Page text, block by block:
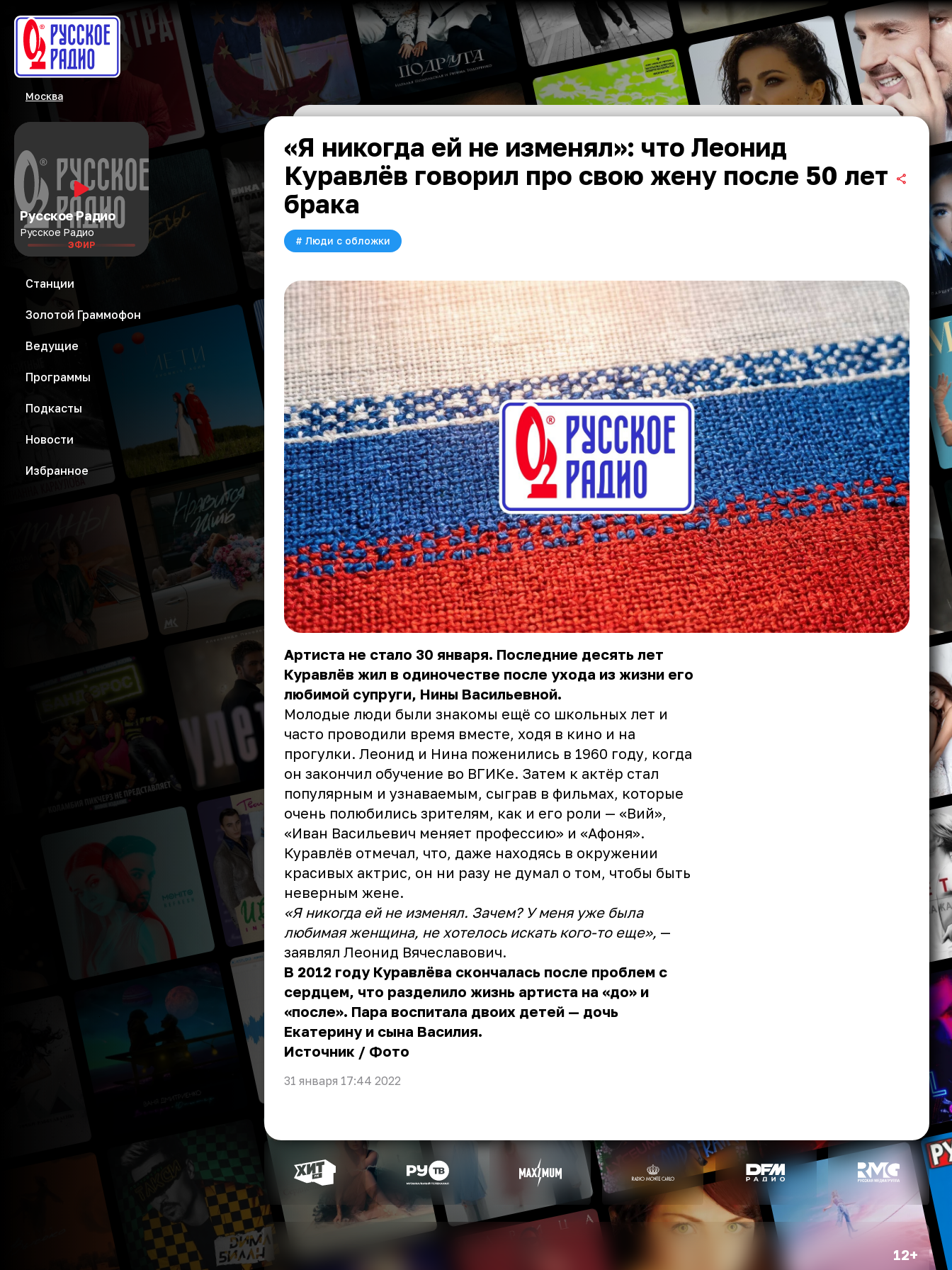
Москва
Русское Радио
Русское Радио
ЭФИР
Станции
Золотой Граммофон
Ведущие
Программы
Подкасты
Новости
Избранное
«Я никогда ей не изменял»: что Леонид
Куравлёв говорил про свою жену после 50 лет
брака
# Люди с обложки
Артиста не стало 30 января. Последние десять лет
Куравлёв жил в одиночестве после ухода из жизни его
любимой супруги, Нины Васильевной.
Молодые люди были знакомы ещё со школьных лет и
часто проводили время вместе, ходя в кино и на
прогулки. Леонид и Нина поженились в 1960 году, когда
он закончил обучение во ВГИКе. Затем к актёр стал
популярным и узнаваемым, сыграв в фильмах, которые
очень полюбились зрителям, как и его роли — «Вий»,
«Иван Васильевич меняет профессию» и «Афоня».
Куравлёв отмечал, что, даже находясь в окружении
красивых актрис, он ни разу не думал о том, чтобы быть
неверным жене.
«Я никогда ей не изменял. Зачем? У меня уже была
любимая женщина, не хотелось искать кого-то еще», —
заявлял Леонид Вячеславович.
В 2012 году Куравлёва скончалась после проблем с
сердцем, что разделило жизнь артиста на «до» и
«после». Пара воспитала двоих детей — дочь
Екатерину и сына Василия.
Источник / Фото
31 января 17:44 2022
12+